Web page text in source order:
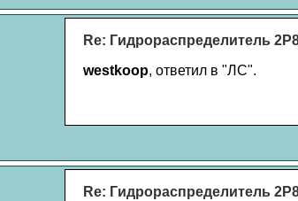
Re: Гидрораспределитель
westkoop, ответил в "ЛС".
Re: Гидрораспределитель